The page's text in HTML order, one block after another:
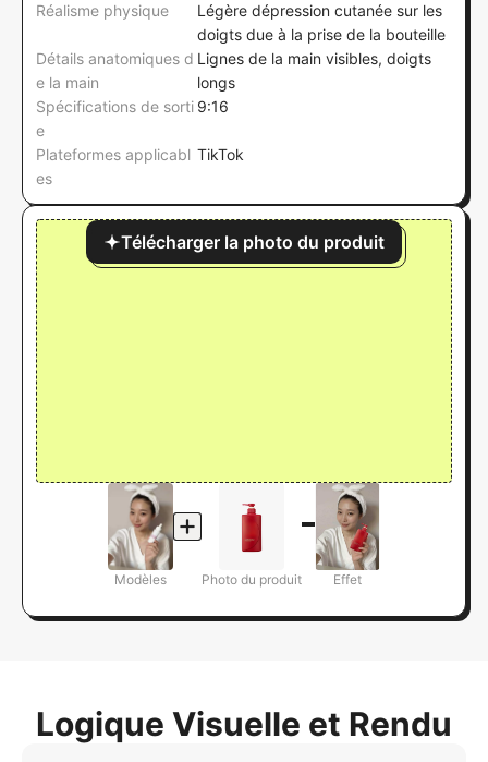
Réalisme physique
Légère dépression cutanée sur les
doigts due à la prise de la bouteille
Détails anatomiques d
e la main
Lignes de la main visibles, doigts
longs
Spécifications de sorti
e
9:16
Plateformes applicabl
es
TikTok
Télécharger la photo du produit
Modèles Photo du produit Effet
Logique Visuelle et Rendu